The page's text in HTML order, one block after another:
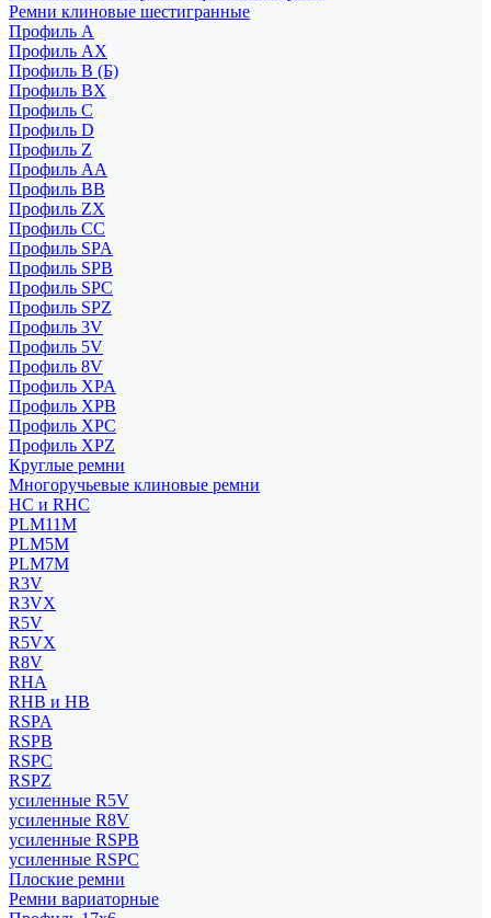
Ремни клиновые шестигранные
Профиль A
Профиль AX
Профиль B (Б)
Профиль BX
Профиль C
Профиль D
Профиль Z
Профиль АА
Профиль BB
Профиль ZX
Профиль CC
Профиль SPA
Профиль SPB
Профиль SPC
Профиль SPZ
Профиль 3V
Профиль 5V
Профиль 8V
Профиль XPA
Профиль XPB
Профиль XPC
Профиль XPZ
Круглые ремни
Многоручьевые клиновые ремни
HC и RHC
PLM11M
PLM5M
PLM7M
R3V
R3VX
R5V
R5VX
R8V
RHA
RHB и HB
RSPA
RSPB
RSPC
RSPZ
усиленные R5V
усиленные R8V
усиленные RSPB
усиленные RSPC
Плоские ремни
Ремни вариаторные